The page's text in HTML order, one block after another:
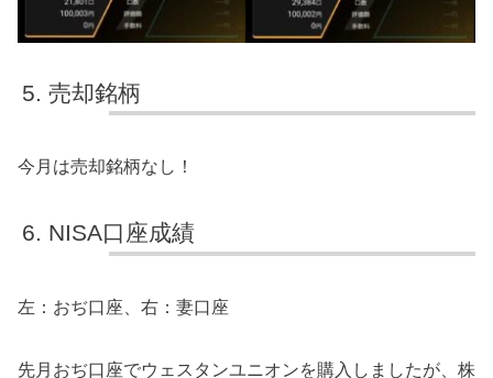
売却銘柄
今月は売却銘柄なし！
NISA口座成績
左：おぢ口座、右：妻口座
先月おぢ口座でウェスタンユニオンを購入しましたが、株